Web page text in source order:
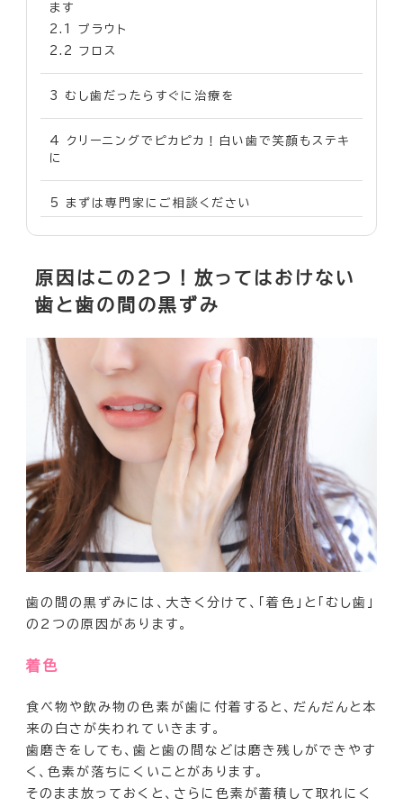
ます
2.1
プラウト
2.2
フロス
3 むし歯だったらすぐに治療を
4
クリーニングでピカピカ！白い歯で笑顔もステキ
に
5 まずは専門家にご相談ください
原因はこの2つ！放ってはおけない
歯と歯の間の黒ずみ
歯の間の黒ずみには、大きく分けて、「着色」と「むし歯」
の2つの原因があります。
着色
食べ物や飲み物の色素が歯に付着すると、だんだんと本
来の白さが失われていきます。
歯磨きをしても、歯と歯の間などは磨き残しができやす
く、色素が落ちにくいことがあります。
そのまま放っておくと、さらに色素が蓄積して取れにく